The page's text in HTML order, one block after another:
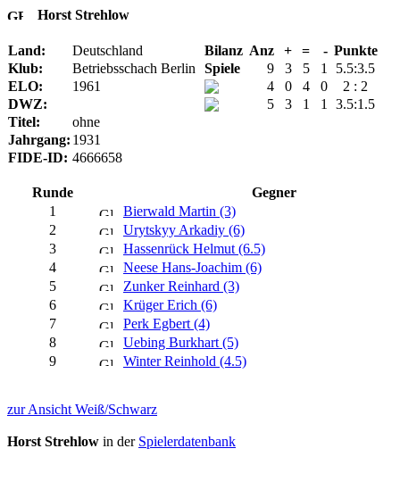
Horst Strehlow
Land: Deutschland Bilanz Anz + = - Punkte
Klub:
Betriebsschach Berlin Spiele 9 3 5 1
5.5:3.5
ELO:
1961 4 0 4 0
2 : 2
DWZ:
5 3 1 1
3.5:1.5
Titel:
ohne
Jahrgang: 1931
FIDE-ID: 4666658
Runde
Gegner
1
Bierwald Martin (3)
2
Urytskyy Arkadiy (6)
3
Hassenrück Helmut (6.5)
4
Neese Hans-Joachim (6)
5
Zunker Reinhard (3)
6
Krüger Erich (6)
7
Perk Egbert (4)
8
Uebing Burkhart (5)
9
Winter Reinhold (4.5)
zur Ansicht Weiß/Schwarz
Horst Strehlow in der Spielerdatenbank